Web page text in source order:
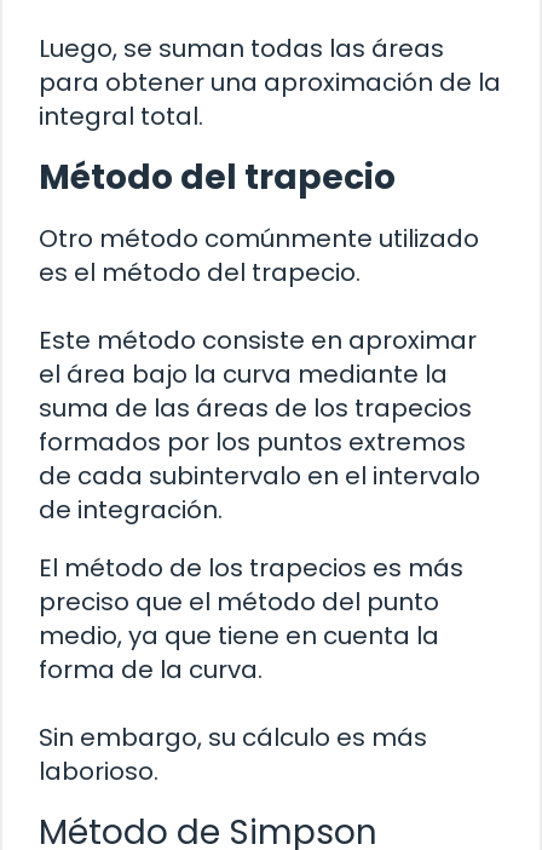
Luego, se suman todas las áreas
para obtener una aproximación de la
integral total.
Método del trapecio
Otro método comúnmente utilizado
es el método del trapecio.
Este método consiste en aproximar
el área bajo la curva mediante la
suma de las áreas de los trapecios
formados por los puntos extremos
de cada subintervalo en el intervalo
de integración.
El método de los trapecios es más
preciso que el método del punto
medio, ya que tiene en cuenta la
forma de la curva.
Sin embargo, su cálculo es más
laborioso.
Método de Simpson